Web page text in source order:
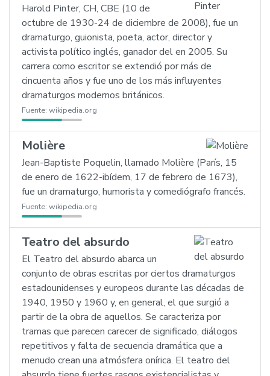
Harold Pinter, CH, CBE (10 de
octubre de 1930-24 de diciembre de 2008), fue un
dramaturgo, guionista, poeta, actor, director y
activista político inglés, ganador del en 2005. Su
carrera como escritor se extendió por más de
cincuenta años y fue uno de los más influyentes
dramaturgos modernos británicos.
Fuente: wikipedia.org
Molière
Jean-Baptiste Poquelin, llamado Molière (París, 15
de enero de 1622-ibídem, 17 de febrero de 1673),
fue un dramaturgo, humorista y comediógrafo francés.
Fuente: wikipedia.org
Teatro del absurdo
El Teatro del absurdo abarca un
conjunto de obras escritas por ciertos dramaturgos
estadounidenses y europeos durante las décadas de
1940, 1950 y 1960 y, en general, el que surgió a
partir de la obra de aquellos. Se caracteriza por
tramas que parecen carecer de significado, diálogos
repetitivos y falta de secuencia dramática que a
menudo crean una atmósfera onírica. El teatro del